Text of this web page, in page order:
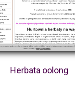
Herbata oolong